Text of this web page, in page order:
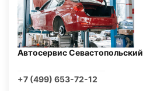
Автосервис Севастопольский
+7 (499) 653-72-12